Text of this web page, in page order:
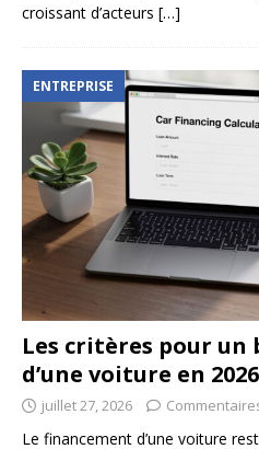
croissant d’acteurs […]
ENTREPRISE
Les critères pour
d’une voiture en 2026
juillet 27, 2026
Le financement d’une voiture